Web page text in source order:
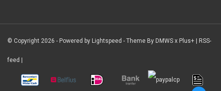
© Copyright 2026 - Powered by Lightspeed - Theme By DMWS x Plus+ RSS-
feed